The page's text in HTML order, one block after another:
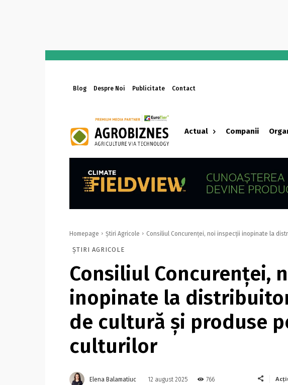
Blog Despre Noi Publicitate Contact
Actual Companii
Homepage Știri Agricole Consiliul Concurenţei, noi inspecţii inopinate la
ȘTIRI AGRICOLE
Consiliul Concurenţei,
inopinate la
de cultură şi produse
culturilor
Elena Balamatiuc 12 august 2025 766